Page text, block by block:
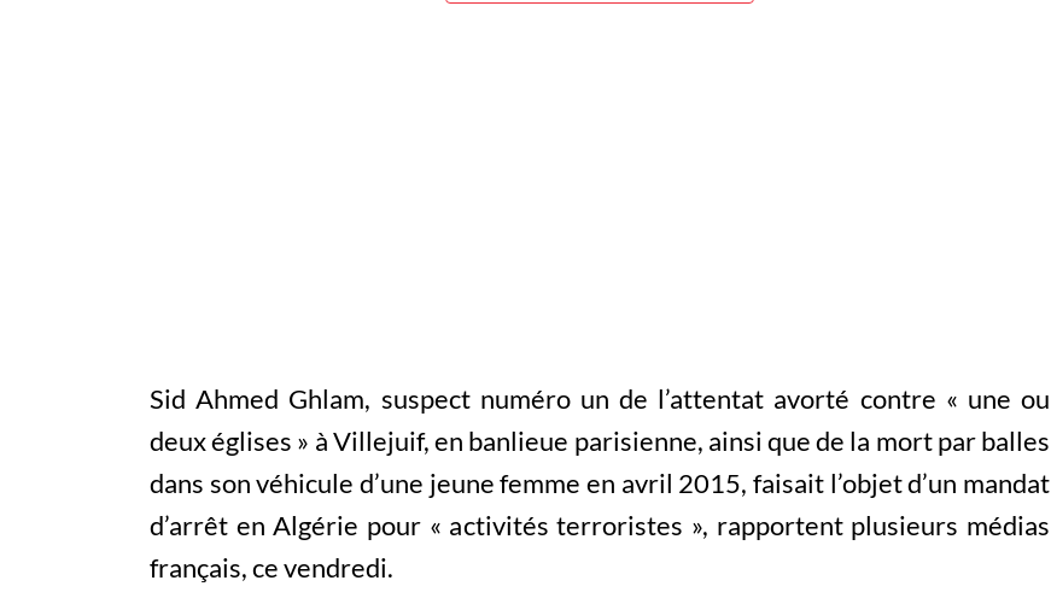
Sid Ahmed Ghlam, suspect numéro un de l’attentat avorté contre « une ou
deux églises » à Villejuif, en banlieue parisienne, ainsi que de la mort par balles
dans son véhicule d’une jeune femme en avril 2015, faisait l’objet d’un mandat
d’arrêt en Algérie pour « activités terroristes », rapportent plusieurs médias
français, ce vendredi.